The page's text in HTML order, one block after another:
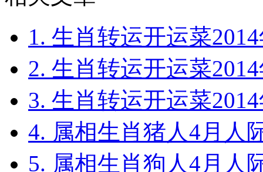
1. 生肖转运开运菜
2. 生肖转运开运菜
3. 生肖转运开运菜
4. 属相生肖猪人4月人
5. 属相生肖狗人4月人